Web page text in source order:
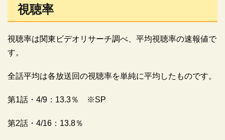
視聴率
視聴率は関東ビデオリサーチ調べ、平均視聴率の速報値で
す。
全話平均は各放送回の視聴率を単純に平均したものです。
第1話・4/9：13.3％ ※SP
第2話・4/16：13.8％